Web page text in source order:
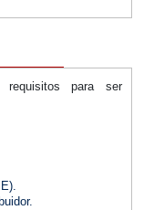
requisitos para ser